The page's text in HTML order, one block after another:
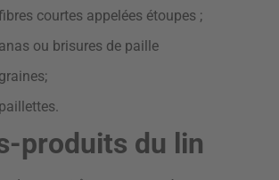
courtes appelées étoupes ;
ou brisures de paille
produits du lin